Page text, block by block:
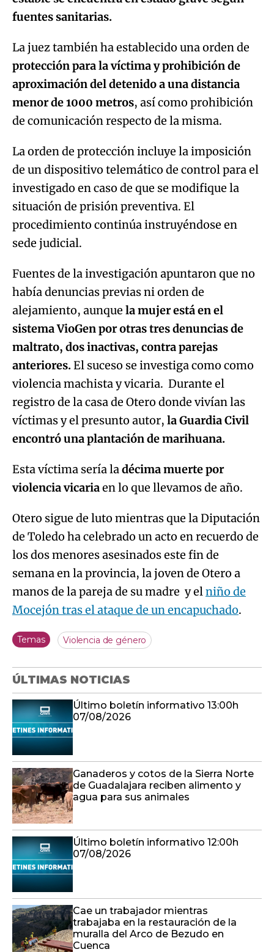
fuentes sanitarias.
La juez también ha establecido una orden de
protección para la víctima y prohibición de
aproximación del detenido a una distancia
menor de 1000 metros, así como prohibición
de comunicación respecto de la misma.
La orden de protección incluye la imposición
de un dispositivo telemático de control para el
investigado en caso de que se modifique la
situación de prisión preventiva. El
procedimiento continúa instruyéndose en
sede judicial.
Fuentes de la investigación apuntaron que no
había denuncias previas ni orden de
alejamiento, aunque la mujer está en el
sistema VioGen por otras tres denuncias de
maltrato, dos inactivas, contra parejas
anteriores.El suceso se investiga como como
violencia machista y vicaria. Durante el
registro de la casa de Otero donde vivían las
víctimas y el presunto autor, la Guardia Civil
encontró una plantación de marihuana.
Esta víctima sería ladécima muerte por
violencia vicariaen lo que llevamos de año.
Otero sigue de luto mientras que la Diputación
de Toledo ha celebrado un acto en recuerdo de
los dos menores asesinados este fin de
semana en la provincia, la joven de Otero a
manos de la pareja de su madre y elniño de
Mocejón tras el ataque de un encapuchado.
Temas Violencia de género
ÚLTIMAS NOTICIAS
Último boletín informativo 13:00h
07/08/2026
Ganaderos y cotos de la Sierra Norte
de Guadalajara reciben alimento y
agua para sus animales
Último boletín informativo 12:00h
07/08/2026
Cae un trabajador mientras
trabajaba en la restauración de la
muralla del Arco de Bezudo en
Cuenca